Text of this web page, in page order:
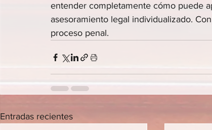
entender completamente cómo puede
asesoramiento legal individualizado.
proceso penal.
Entradas recientes